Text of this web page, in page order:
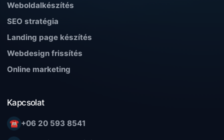
Weboldalkészítés
SEO stratégia
Landing page készítés
Webdesign frissítés
Online marketing
Kapcsolat
☎ +06 20 593 8541